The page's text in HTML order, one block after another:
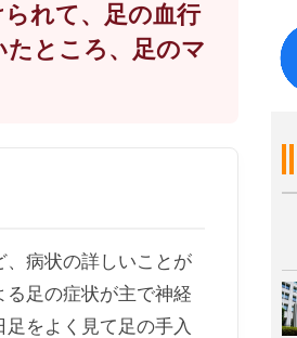
れて、足の血行
ところ、足のマ
病状の詳しいことが
足の症状が主で神経
をよく見て足の手入